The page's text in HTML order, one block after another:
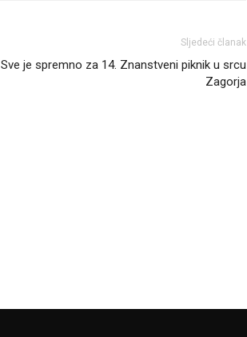
Sljedeći članak
Sve je spremno za 14. Znanstveni piknik u srcu
Zagorja